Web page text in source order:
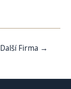
Další Firma →